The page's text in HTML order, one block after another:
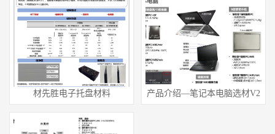
材先胜电子托盘材料 产品介绍—笔记本电脑选材V2